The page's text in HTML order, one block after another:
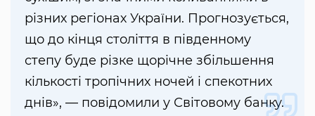
різних регіонах України. Прогнозується,
що до кінця століття в південному
степу буде різке щорічне збільшення
кількості тропічних ночей і спекотних
днів», — повідомили у Світовому банку.